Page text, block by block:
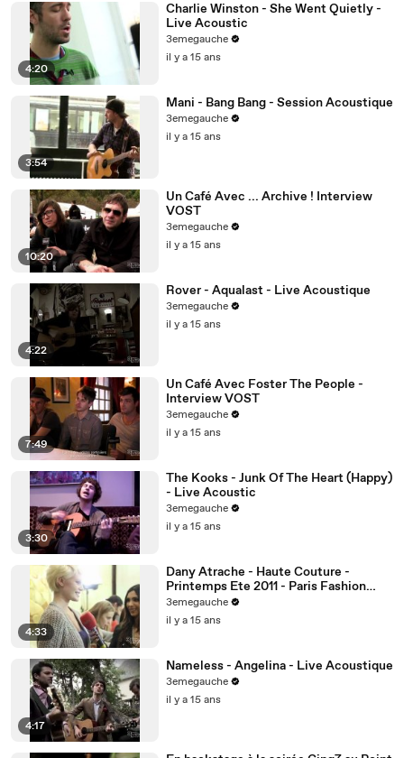
4:20
Charlie Winston - She Went Quietly -
Live Acoustic
3emegauche
il y a 15 ans
3:54
Mani - Bang Bang - Session Acoustique
3emegauche
il y a 15 ans
10:20
Un Café Avec ... Archive ! Interview
VOST
3emegauche
il y a 15 ans
4:22
Rover - Aqualast - Live Acoustique
3emegauche
il y a 15 ans
7:49
Un Café Avec Foster The People -
Interview VOST
3emegauche
il y a 15 ans
3:30
The Kooks - Junk Of The Heart (Happy)
- Live Acoustic
3emegauche
il y a 15 ans
4:33
Dany Atrache - Haute Couture -
Printemps Ete 2011 - Paris Fashion
Week
3emegauche
il y a 15 ans
4:17
Nameless - Angelina - Live Acoustique
3emegauche
il y a 15 ans